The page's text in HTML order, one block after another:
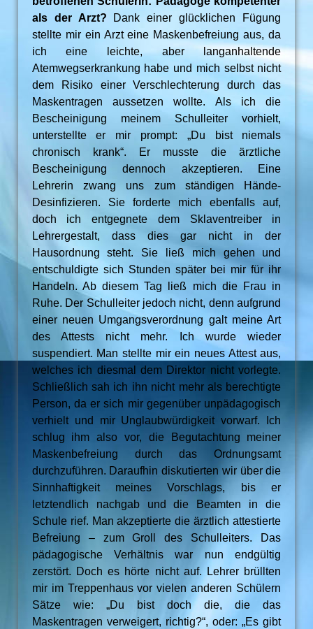
als der Arzt? Dank einer glücklichen Fügung
stellte mir ein Arzt eine Maskenbefreiung aus, da
ich eine leichte, aber langanhaltende
Atemwegserkrankung habe und mich selbst nicht
dem Risiko einer Verschlechterung durch das
Maskentragen aussetzen wollte. Als ich die
Bescheinigung meinem Schulleiter vorhielt,
unterstellte er mir prompt: „Du bist niemals
chronisch krank“. Er musste die ärztliche
Bescheinigung dennoch akzeptieren. Eine
Lehrerin zwang uns zum ständigen Hände-
Desinfizieren. Sie forderte mich ebenfalls auf,
doch ich entgegnete dem Sklaventreiber in
Lehrergestalt, dass dies gar nicht in der
Hausordnung steht. Sie ließ mich gehen und
entschuldigte sich Stunden später bei mir für ihr
Handeln. Ab diesem Tag ließ mich die Frau in
Ruhe. Der Schulleiter jedoch nicht, denn aufgrund
einer neuen Umgangsverordnung galt meine Art
des Attests nicht mehr. Ich wurde wieder
suspendiert. Man stellte mir ein neues Attest aus,
welches ich diesmal dem Direktor nicht vorlegte.
Schließlich sah ich ihn nicht mehr als berechtigte
Person, da er sich mir gegenüber unpädagogisch
verhielt und mir Unglaubwürdigkeit vorwarf. Ich
schlug ihm also vor, die Begutachtung meiner
Maskenbefreiung durch das Ordnungsamt
durchzuführen. Daraufhin diskutierten wir über die
Sinnhaftigkeit meines Vorschlags, bis er
letztendlich nachgab und die Beamten in die
Schule rief. Man akzeptierte die ärztlich attestierte
Befreiung – zum Groll des Schulleiters. Das
pädagogische Verhältnis war nun endgültig
zerstört. Doch es hörte nicht auf. Lehrer brüllten
mir im Treppenhaus vor vielen anderen Schülern
Sätze wie: „Du bist doch die, die das
Maskentragen verweigert, richtig?“, oder: „Es gibt